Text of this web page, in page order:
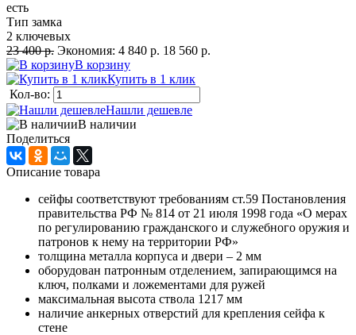
есть
Тип замка
2 ключевых
23 400 р. Экономия: 4 840 р. 18 560 р.
В корзину
Купить в 1 клик
Кол-во:
Нашли дешевле
В наличии
Поделиться
Описание товара
сейфы соответствуют требованиям ст.59 Постановления
правительства РФ № 814 от 21 июля 1998 года «О мерах
по регулированию гражданского и служебного оружия и
патронов к нему на территории РФ»
толщина металла корпуса и двери – 2 мм
оборудован патронным отделением, запирающимся на
ключ, полками и ложементами для ружей
максимальная высота ствола 1217 мм
наличие анкерных отверстий для крепления сейфа к
стене